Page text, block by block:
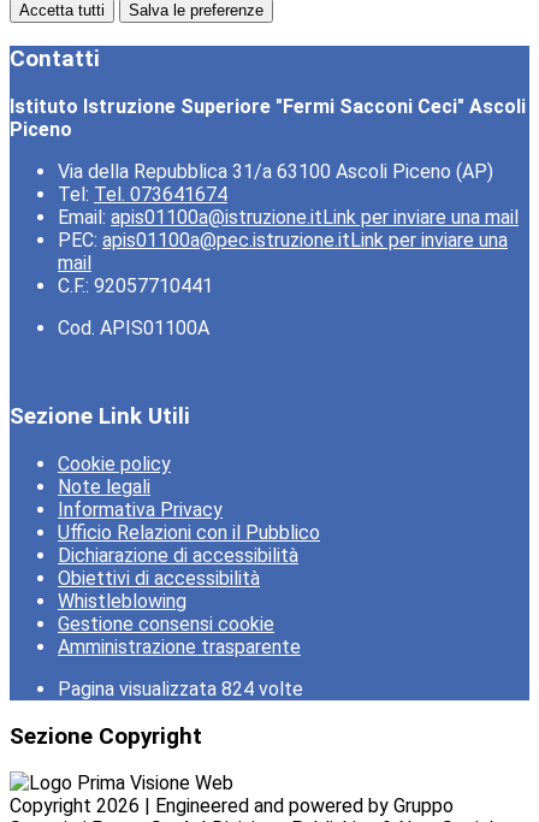
Accetta tutti Salva le preferenze
Contatti
Istituto Istruzione Superiore "Fermi Sacconi Ceci" Ascoli
Piceno
Via della Repubblica 31/a 63100 Ascoli Piceno (AP)
Tel: Tel. 073641674
Email: apis01100a@istruzione.itLink per inviare una mail
PEC: apis01100a@pec.istruzione.itLink per inviare una
mail
C.F.: 92057710441
Cod. APIS01100A
Sezione Link Utili
Cookie policy
Note legali
Informativa Privacy
Ufficio Relazioni con il Pubblico
Dichiarazione di accessibilità
Obiettivi di accessibilità
Whistleblowing
Gestione consensi cookie
Amministrazione trasparente
Pagina visualizzata 824 volte
Sezione Copyright
Copyright 2026 | Engineered and powered by Gruppo